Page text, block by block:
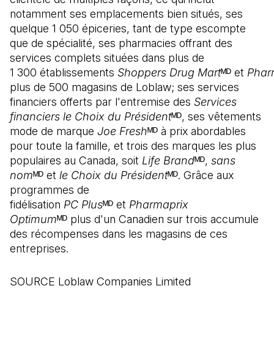
notamment ses emplacements bien situés, ses
quelque 1 050 épiceries, tant de type escompte
que de spécialité, ses pharmacies offrant des
services complets situées dans plus de
1 300 établissements Shoppers Drug Martᴹᴰ et
plus de 500 magasins de Loblaw; ses services
financiers offerts par l'entremise des Services
financiers le Choix du Présidentᴹᴰ, ses vêtements
mode de marque Joe Freshᴹᴰ à prix abordables
pour toute la famille, et trois des marques les plus
populaires au Canada, soit Life Brandᴹᴰ, sans
nomᴹᴰ et le Choix du Présidentᴹᴰ. Grâce aux
programmes de
fidélisation PC Plusᴹᴰ et Pharmaprix
Optimumᴹᴰ plus d'un Canadien sur trois accumule
des récompenses dans les magasins de ces
entreprises.
SOURCE Loblaw Companies Limited